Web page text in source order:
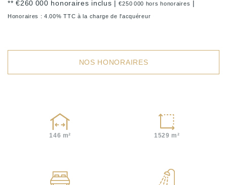
** €260 000 honoraires inclus |€250 000 hors honoraires |
Honoraires : 4.00% TTC à la charge de l'acquéreur
NOS HONORAIRES
146 m² 1529 m²